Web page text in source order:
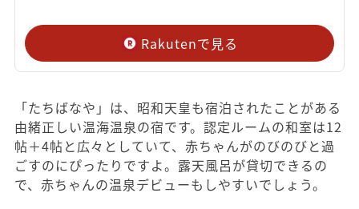
Rakutenで見る
「たちばなや」は、昭和天皇も宿泊されたことがある
由緒正しい温海温泉の宿です。認定ルームの和室は12
帖＋4帖と広々としていて、赤ちゃんがのびのびと過
ごすのにぴったりですよ。露天風呂が貸切できるの
で、赤ちゃんの温泉デビューもしやすいでしょう。